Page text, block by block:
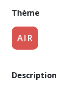
Thème
AIR
Description